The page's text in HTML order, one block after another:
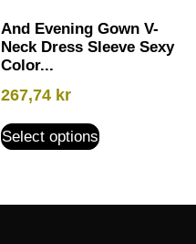
And Evening Gown V-
Neck Dress Sleeve Sexy
Color...
267,74 kr
Select options